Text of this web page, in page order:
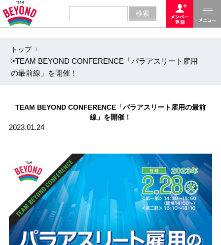
トップ
>TEAM BEYOND CONFERENCE「パラアスリート雇用
の最前線」を開催！
TEAM BEYOND CONFERENCE「パラアスリート雇用の最前
線」を開催！
2023.01.24